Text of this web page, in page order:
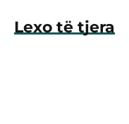
Lexo të tjera